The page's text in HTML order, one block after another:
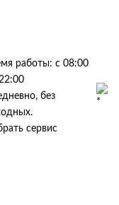
работы: с 08:00
без
сервис